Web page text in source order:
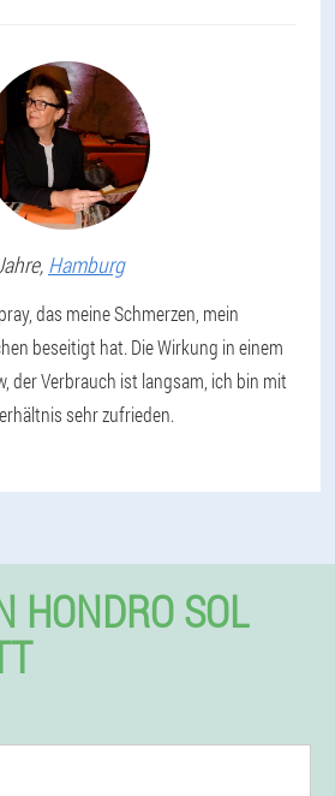
Hamburg
das meine Schmerzen, mein
beseitigt hat. Die Wirkung in einem
der Verbrauch ist langsam, ich bin mit
sehr zufrieden.
HONDRO SOL